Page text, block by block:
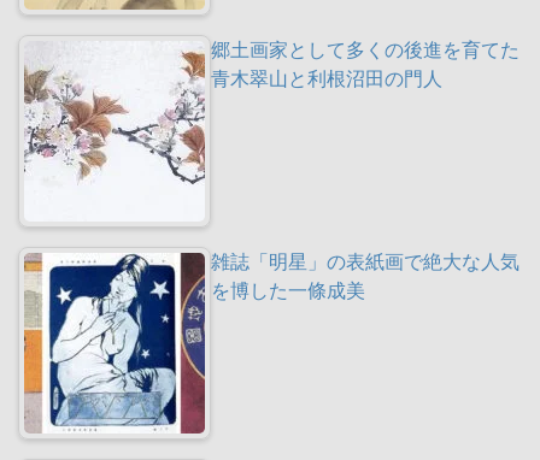
郷土画家として多くの後進を育てた
青木翠山と利根沼田の門人
雑誌「明星」の表紙画で絶大な人気
を博した一條成美